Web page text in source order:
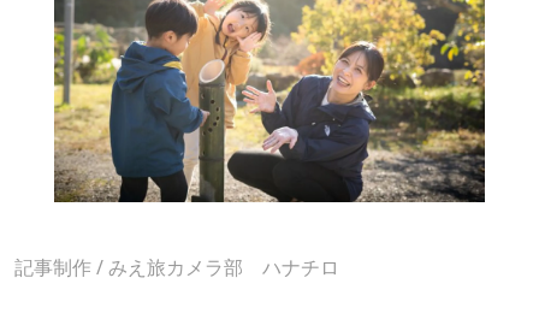
記事制作 / みえ旅カメラ部 ハナチロ